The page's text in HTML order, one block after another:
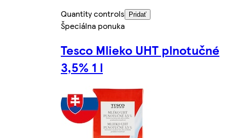
Quantity controls
Pridať
Špeciálna ponuka
Tesco Mlieko UHT plnotučné
3,5% 1 l